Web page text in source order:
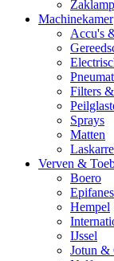
Machinekamer
Accu's
Filters
Sprays
Matten
Verven &
Boero
Epifanes
Hempel
IJssel
Jotun &